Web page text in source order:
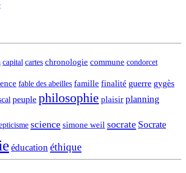
capital cartes chronologie commune condorcet
fable des abeilles famille finalité guerre gygès
peuple philosophie plaisir planning
science simone weil socrate Socrate
éducation éthique